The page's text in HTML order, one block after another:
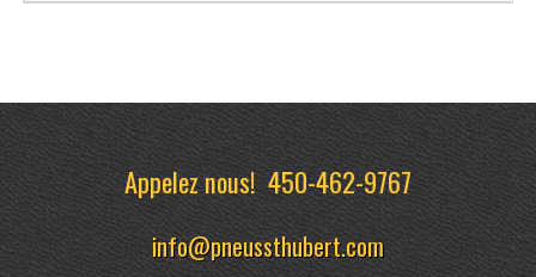
Appelez nous!450-462-9767
info@pneussthubert.com